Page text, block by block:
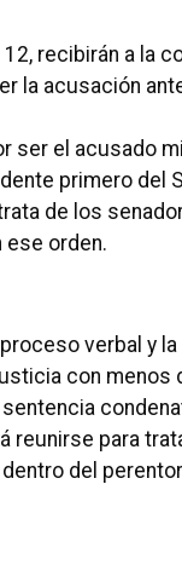
recibirán a la
la acusación
ser el acusado
primero del
de los
ese orden.
verbal y
con menos
reunirse para
del